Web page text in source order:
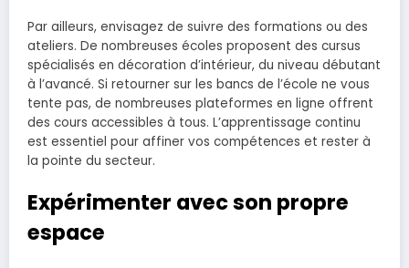
Par ailleurs, envisagez de suivre des formations ou des
ateliers. De nombreuses écoles proposent des cursus
spécialisés en décoration d’intérieur, du niveau débutant
à l’avancé. Si retourner sur les bancs de l’école ne vous
tente pas, de nombreuses plateformes en ligne offrent
des cours accessibles à tous. L’apprentissage continu
est essentiel pour affiner vos compétences et rester à
la pointe du secteur.
Expérimenter avec son propre
espace